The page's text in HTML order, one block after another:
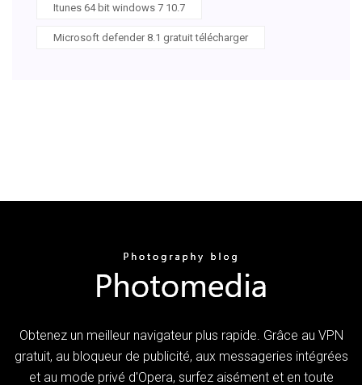
Itunes 64 bit windows 7 10.7
Microsoft defender 8.1 gratuit télécharger
Obtenez un meilleur navigateur plus rapide. Grâce au VPN
gratuit, au bloqueur de publicité, aux messageries intégrées
et au mode privé d'Opera, surfez aisément et en toute